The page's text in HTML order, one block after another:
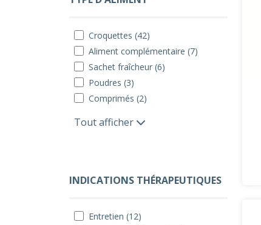
Croquettes (42)
Aliment complémentaire (7)
Sachet fraîcheur (6)
Poudres (3)
Comprimés (2)
Tout afficher
INDICATIONS THÉRAPEUTIQUES
Entretien (12)